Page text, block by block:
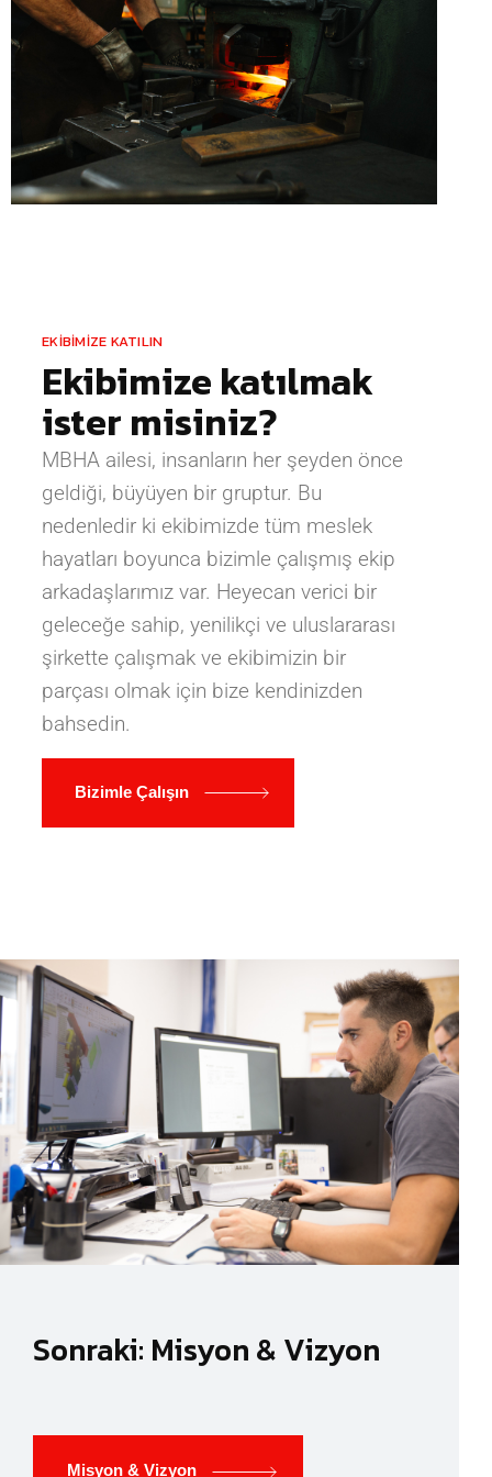
EKİBİMİZE KATILIN
Ekibimize katılmak
ister misiniz?
MBHA ailesi, insanların her şeyden önce
geldiği, büyüyen bir gruptur. Bu
nedenledir ki ekibimizde tüm meslek
hayatları boyunca bizimle çalışmış ekip
arkadaşlarımız var. Heyecan verici bir
geleceğe sahip, yenilikçi ve uluslararası
şirkette çalışmak ve ekibimizin bir
parçası olmak için bize kendinizden
bahsedin.
Bizimle Çalışın
Sonraki: Misyon & Vizyon
Misyon & Vizyon